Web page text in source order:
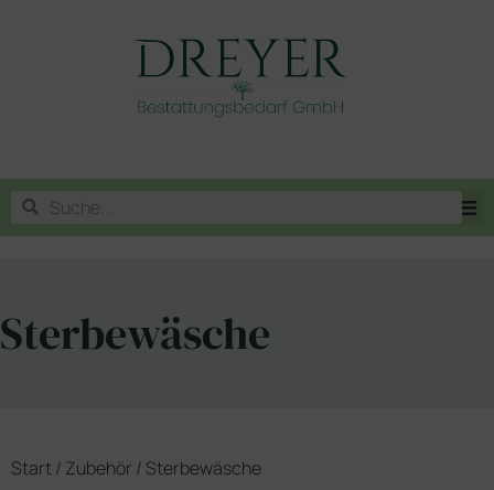
Sterbewäsche
Start/ Zubehör / Sterbewäsche